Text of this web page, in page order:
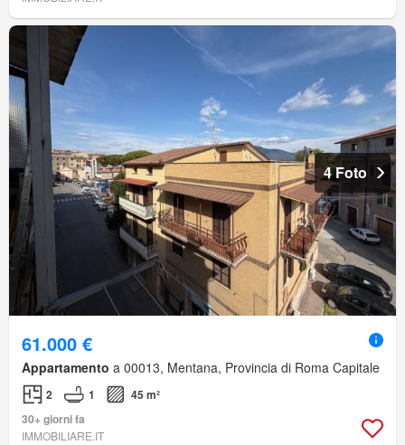
4 Foto
61.000 €
Appartamento a 00013, Mentana, Provincia di Roma Capitale
2 1
45 m²
30+ giorni fa
IMMOBILIARE.IT